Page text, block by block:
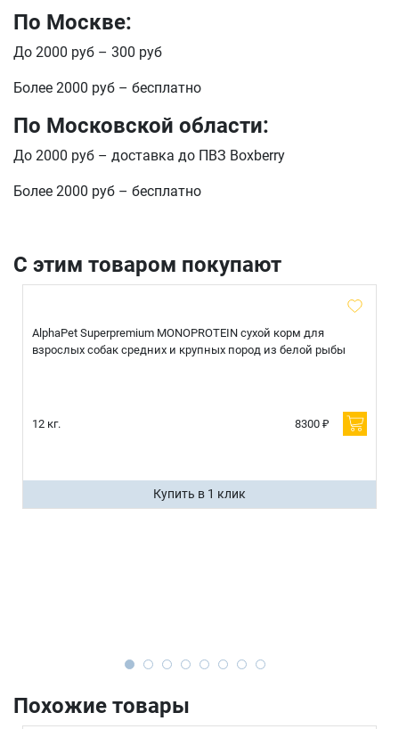
По Москве:
До 2000 руб – 300 руб
Более 2000 руб – бесплатно
По Московской области:
До 2000 руб – доставка до ПВЗ Boxberry
Более 2000 руб – бесплатно
С этим товаром покупают
AlphaPet Superpremium MONOPROTEIN сухой корм для
взрослых собак средних и крупных пород из белой рыбы
12 кг. 8300 ₽
Купить в 1 клик
Похожие товары
Оформить заказ
E-mail
отправить